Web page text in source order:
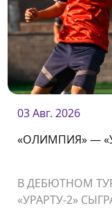
03 Авг. 2026
«ОЛИМПИЯ» —
В ДЕБЮТНОМ
«УРАРТУ-2»